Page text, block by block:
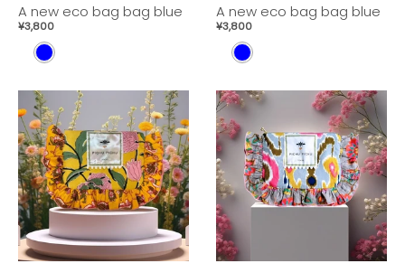
A new eco bag bag blue
¥3,800
B
U
E
A new eco bag bag blue
¥3,800
B
U
E